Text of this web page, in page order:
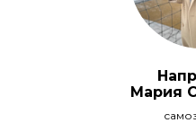
Мария